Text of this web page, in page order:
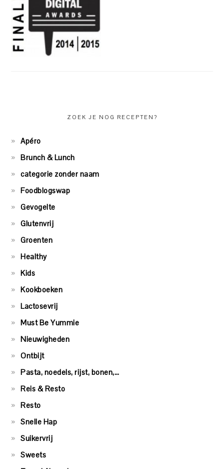
ZOEK JE NOG RECEPTEN?
Apéro
Brunch & Lunch
categorie zonder naam
Foodblogswap
Gevogelte
Glutenvrij
Groenten
Healthy
Kids
Kookboeken
Lactosevrij
Must Be Yummie
Nieuwigheden
Ontbijt
Pasta, noedels, rijst, bonen,…
Reis & Resto
Resto
Snelle Hap
Suikervrij
Sweets